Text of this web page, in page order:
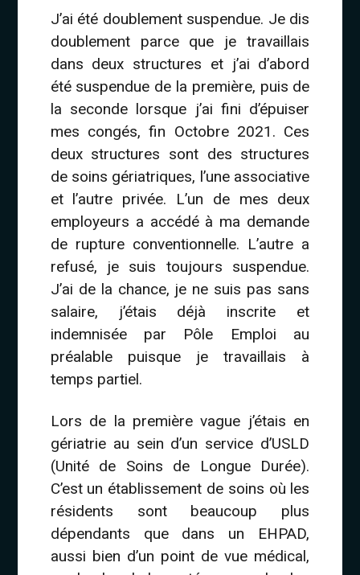
J’ai été doublement suspendue. Je dis
doublement parce que je travaillais
dans deux structures et j’ai d’abord
été suspendue de la première, puis de
la seconde lorsque j’ai fini d’épuiser
mes congés, fin Octobre 2021. Ces
deux structures sont des structures
de soins gériatriques, l’une associative
et l’autre privée. L’un de mes deux
employeurs a accédé à ma demande
de rupture conventionnelle. L’autre a
refusé, je suis toujours suspendue.
J’ai de la chance, je ne suis pas sans
salaire, j’étais déjà inscrite et
indemnisée par Pôle Emploi au
préalable puisque je travaillais à
temps partiel.
Lors de la première vague j’étais en
gériatrie au sein d’un service d’USLD
(Unité de Soins de Longue Durée).
C’est un établissement de soins où les
résidents sont beaucoup plus
dépendants que dans un EHPAD,
aussi bien d’un point de vue médical,